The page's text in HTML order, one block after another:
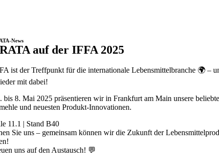
News
auf der IFFA 2025
ist der Treffpunkt für die internationale Lebensmittelbranche 🌍 –
mit dabei!
bis 8. Mai 2025 präsentieren wir in Frankfurt am Main unsere
und neuesten Produkt-Innovationen.
11.1 | Stand B40
Sie uns – gemeinsam können wir die Zukunft der
uns auf den Austausch! 💬